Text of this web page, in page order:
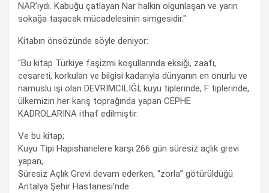
NAR’ıydı. Kabuğu çatlayan Nar halkın olgunlaşan ve yarın
sokağa taşacak mücadelesinin simgesidir."
Kitabın önsözünde söyle deniyor:
"Bu kitap Türkiye faşizmi koşullarında eksiği, zaafı,
cesareti, korkuları ve bilgisi kadarıyla dünyanın en onurlu ve
namuslu işi olan DEVRİMCİLİĞİ; kuyu tiplerinde, F tiplerinde,
ülkemizin her karış toprağında yapan CEPHE
KADROLARINA ithaf edilmiştir.
Ve bu kitap;
Kuyu Tipi Hapishanelere karşı 266 gün süresiz açlık grevi
yapan,
Süresiz Açlık Grevi devam ederken, “zorla” götürüldüğü
Antalya Şehir Hastanesi’nde